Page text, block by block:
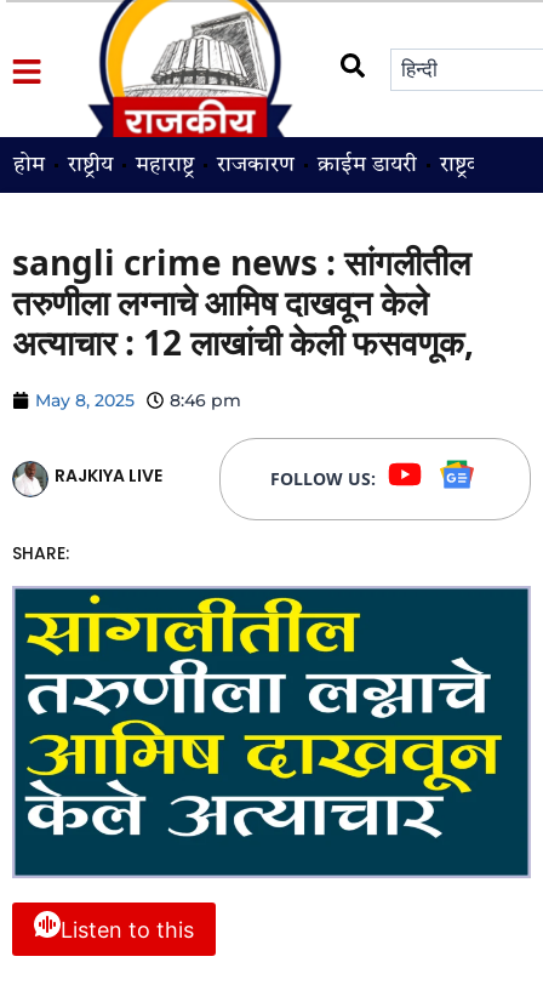
होम राष्ट्रीय महाराष्ट्र राजकारण क्राईम डायरी राष्ट्रवादी
sangli crime news : सांगलीतील
तरुणीला लग्नाचे आमिष दाखवून केले
अत्याचार : 12 लाखांची केली फसवणूक,
May 8, 2025 8:46 pm
RAJKIYA LIVE FOLLOW US:
SHARE:
Listen to this